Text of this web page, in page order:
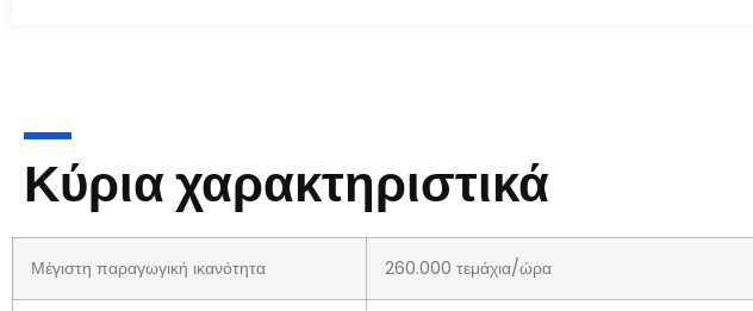
Κύρια χαρακτηριστικά
Μέγιστη παραγωγική ικανότητα 260.000 τεμάχια/ώρα